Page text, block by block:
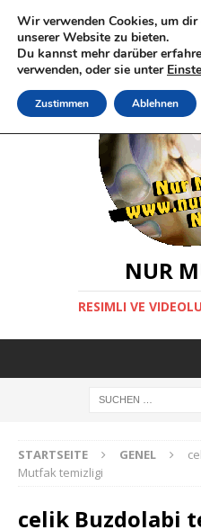
NUR
RESIMLI VE
STARTSEITE GENEL
Mutfak temizligi
celik Buzdolabi
Wir verwenden Cookies, um
unserer Website zu bieten.
Du kannst mehr darüber
verwenden, oder sie unter
Zustimmen Ablehnen